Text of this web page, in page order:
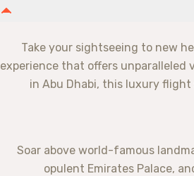
Take your sightseeing to new
experience that offers unparalleled
in Abu Dhabi, this luxury
Soar above world-famous
opulent Emirates Palace,